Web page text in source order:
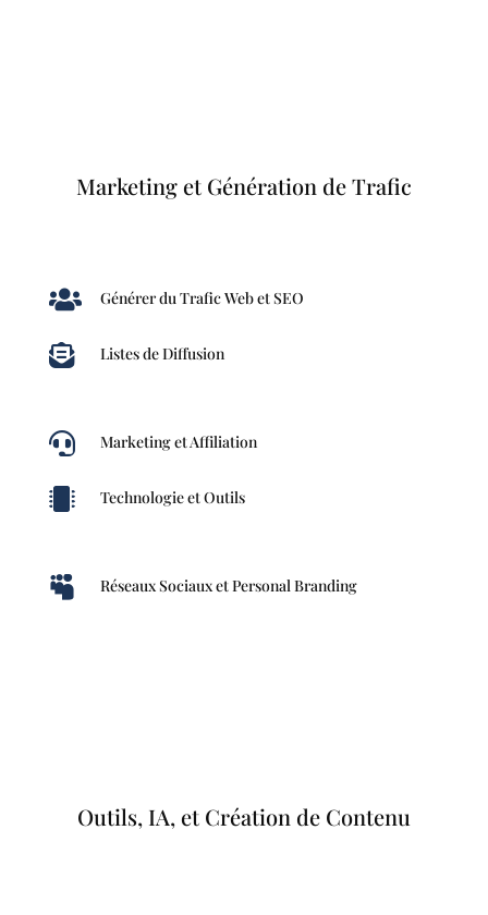
Marketing et Génération de Trafic
 Générer du Trafic Web et SEO
 Listes de Diffusion
 Marketing et Affiliation
 Technologie et Outils
 Réseaux Sociaux et Personal Branding
Outils, IA, et Création de Contenu